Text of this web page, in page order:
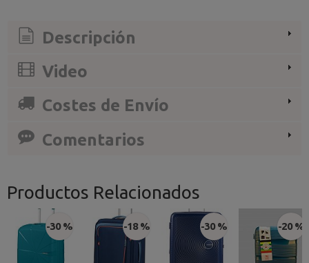
Descripción
Video
Costes de Envío
Comentarios
Productos Relacionados
-30 % -18 % -30 % -20 %